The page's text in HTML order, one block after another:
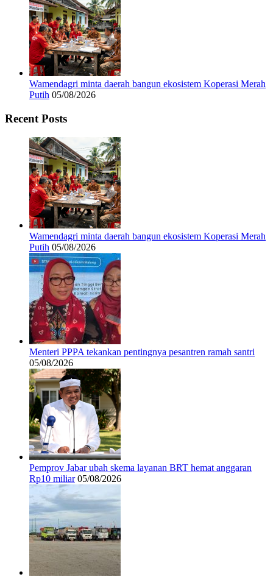
Wamendagri minta daerah bangun ekosistem Koperasi Merah
Putih 05/08/2026
Recent Posts
Wamendagri minta daerah bangun ekosistem Koperasi Merah
Putih 05/08/2026
Menteri PPPA tekankan pentingnya pesantren ramah santri
05/08/2026
Pemprov Jabar ubah skema layanan BRT hemat anggaran
Rp10 miliar 05/08/2026